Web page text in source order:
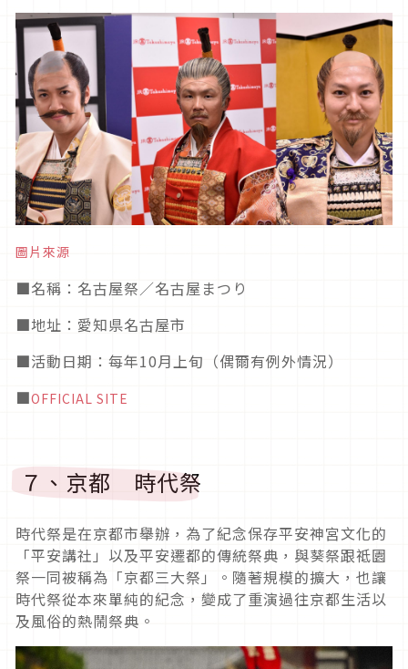
圖片來源
■名稱：名古屋祭／名古屋まつり
■地址：愛知県名古屋市
■活動日期 ：每年10月上旬（偶爾有例外情況）
■OFFICIAL SITE
７、京都 時代祭
時代祭是在京都市舉辦，為了紀念保存平安神宮文化的
「平安講社」以及平安遷都的傳統祭典，與葵祭跟祗園
祭一同被稱為「京都三大祭」。隨著規模的擴大，也讓
時代祭從本來單純的紀念，變成了重演過往京都生活以
及風俗的熱鬧祭典。